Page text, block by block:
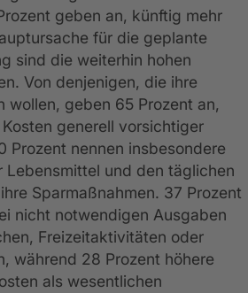
geben an, künftig mehr
für die geplante
sind die weiterhin hohen
Von denjenigen, die ihre
wollen, geben 65 Prozent an,
generell vorsichtiger
Prozent nennen insbesondere
Lebensmittel und den täglichen
Sparmaßnahmen. 37 Prozent
nicht notwendigen Ausgaben
Freizeitaktivitäten oder
während 28 Prozent höhere
als wesentlichen